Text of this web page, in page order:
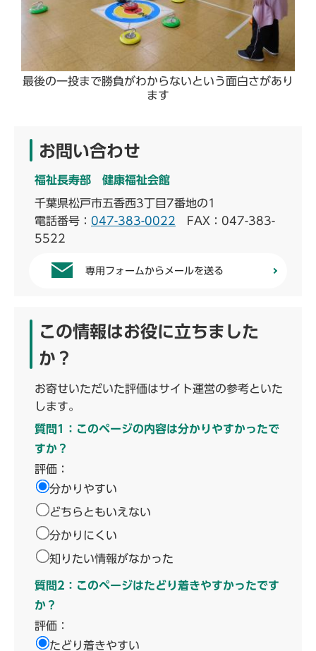
最後の一投まで勝負がわからないという面白さがあり
ます
お問い合わせ
福祉長寿部 健康福祉会館
千葉県松戸市五香西3丁目7番地の1
電話番号： 047-383-0022 FAX：047-383-
5522
専用フォームからメールを送る
この情報はお役に立ちました
か？
お寄せいただいた評価はサイト運営の参考といた
します。
質問1：このページの内容は分かりやすかったで
すか？
評価：
分かりやすい
どちらともいえない
分かりにくい
知りたい情報がなかった
質問2：このページはたどり着きやすかったです
か？
評価：
たどり着きやすい